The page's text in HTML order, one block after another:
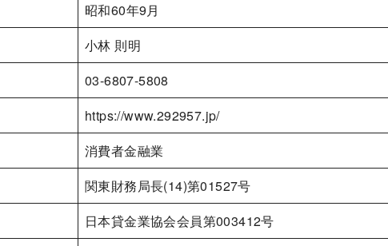
昭和60年9月
小林 則明
03-6807-5808
https://www.292957.jp/
消費者金融業
関東財務局長(14)第01527号
日本貸金業協会会員第003412号